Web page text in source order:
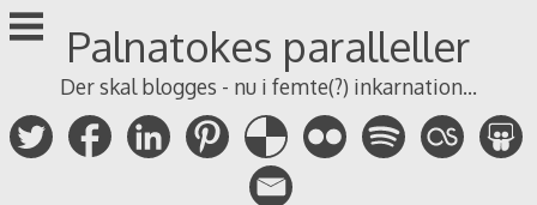
Skip
to
Palnatokes paralleller
Der skal blogges - nu i femte(?) inkarnation...